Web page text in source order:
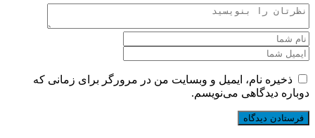
ذخیره نام، ایمیل و وبسایت من در مرورگر برای زمانی که
دوباره دیدگاهی می‌نویسم.